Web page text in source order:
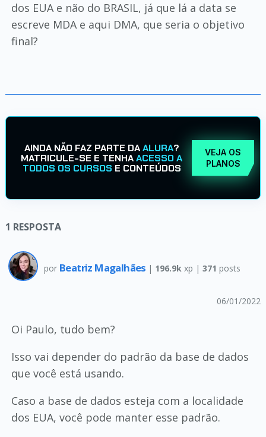
dos EUA e não do BRASIL, já que lá a data se
escreve MDA e aqui DMA, que seria o objetivo
final?
AINDA NÃO FAZ PARTE DAALURA?
MATRICULE-SE E TENHAACESSO A
TODOS OS CURSOS E CONTEÚDOS
VEJA OS
PLANOS
1 RESPOSTA
por Beatriz Magalhães | 196.9k xp |371 posts
06/01/2022
Oi Paulo, tudo bem?
Isso vai depender do padrão da base de dados
que você está usando.
Caso a base de dados esteja com a localidade
dos EUA, você pode manter esse padrão.